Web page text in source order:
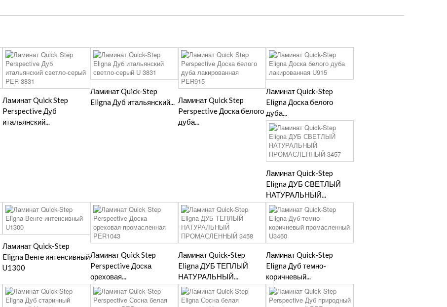
Ламинат Quick Step
Perspective Дуб
итальянский...
Ламинат Quick-Step
Eligna Дуб итальянский... Ламинат Quick Step
Perspective Доска белого
дуба...
Ламинат Quick-Step
Eligna Доска белого
дуба...
Ламинат Quick-Step
Eligna ДУБ СВЕТЛЫЙ
НАТУРАЛЬНЫЙ...
Ламинат Quick-Step
Eligna Венге интенсивный
U1300
Ламинат Quick Step
Perspective Доска
ореховая...
Ламинат Quick-Step
Eligna ДУБ ТЕПЛЫЙ
НАТУРАЛЬНЫЙ...
Ламинат Quick-Step
Eligna Дуб темно-
коричневый...